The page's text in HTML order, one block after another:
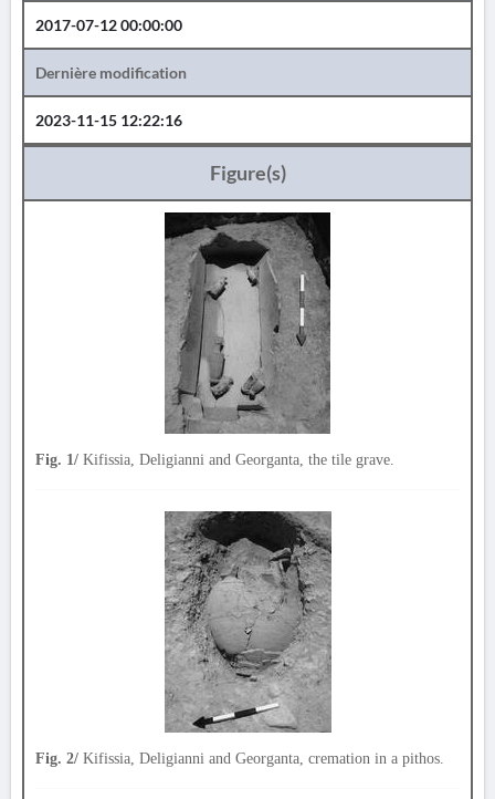
2017-07-12 00:00:00
Dernière modification
2023-11-15 12:22:16
Figure(s)
Fig. 1/ Kifissia, Deligianni and Georganta, the tile grave.
Fig. 2/ Kifissia, Deligianni and Georganta, cremation in a pithos.